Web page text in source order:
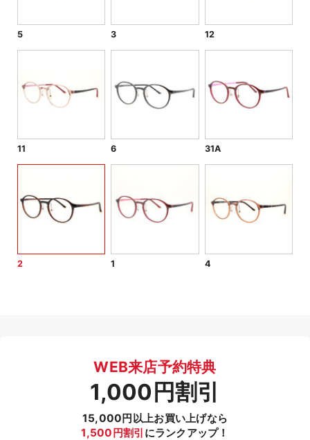
5 3 12
11 6 31A
2 1 4
WEB来店予約特典
1,000円割引
15,000円以上お買い上げなら
1,500円割引 にランクアップ！